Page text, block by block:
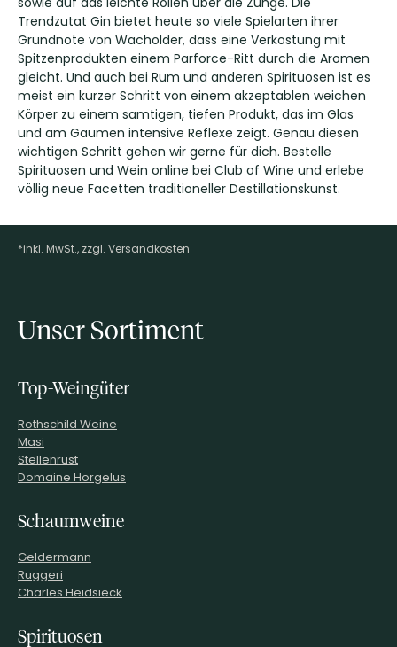
Trendzutat Gin bietet heute so viele Spielarten ihrer
Grundnote von Wacholder, dass eine Verkostung mit
Spitzenprodukten einem Parforce-Ritt durch die Aromen
gleicht. Und auch bei Rum und anderen Spirituosen ist es
meist ein kurzer Schritt von einem akzeptablen weichen
Körper zu einem samtigen, tiefen Produkt, das im Glas
und am Gaumen intensive Reflexe zeigt. Genau diesen
wichtigen Schritt gehen wir gerne für dich. Bestelle
Spirituosen und Wein online bei Club of Wine und erlebe
völlig neue Facetten traditioneller Destillationskunst.
Footer-Menü
*inkl. MwSt., zzgl. Versandkosten
Unser Sortiment
Top-Weingüter
Rothschild Weine
Masi
Stellenrust
Domaine Horgelus
Schaumweine
Geldermann
Ruggeri
Charles Heidsieck
Spirituosen